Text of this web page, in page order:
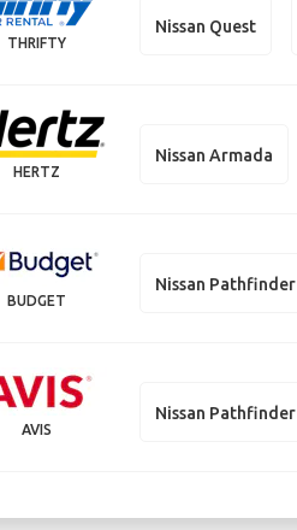
THRIFTY
Nissan Quest
HERTZ
Nissan Armada
BUDGET
Nissan Pathfinder
AVIS
Nissan Pathfinder